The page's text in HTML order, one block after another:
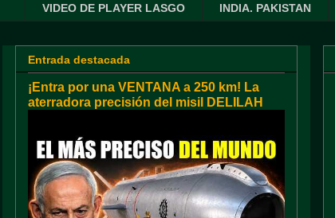
VIDEO DE PLAYER LASGO INDIA. PAKISTAN
Entrada destacada
¡Entra por una VENTANA a 250 km! La
aterradora precisión del misil DELILAH